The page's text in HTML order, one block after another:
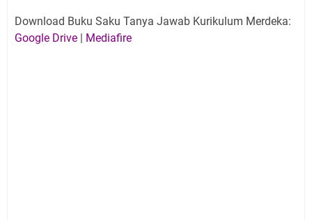
Download Buku Saku Tanya Jawab Kurikulum Merdeka:
Google Drive | Mediafire